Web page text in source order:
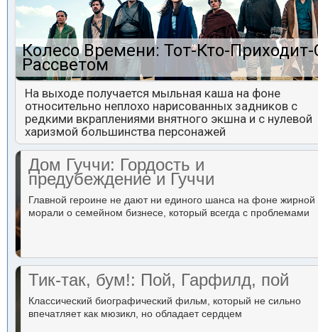
Колесо Времени: Тот-Кто-
Рассветом
На выходе получается мыльная каша на фоне
относительно неплохо нарисованных задников с
редкими вкраплениями внятного экшна и с нулевой
харизмой большинства персонажей
Дом Гуччи: Гордость и
предубеждение и Гуччи
Главной героине не дают ни единого шанса на фоне жирной
морали о семейном бизнесе, который всегда с проблемами
Тик-так, бум!: Пой, Гарфилд, пой
Классический биографический фильм, который не сильно
впечатляет как мюзикл, но обладает сердцем